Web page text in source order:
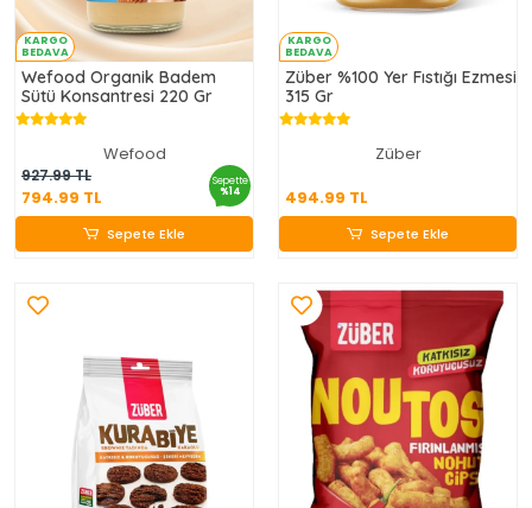
KARGO
BEDAVA
Wefood Organik Badem
Sütü Konsantresi 220 Gr
Wefood
927.99 TL
794.99 TL
Sepette
%14
794.99 TL
Sepete Ekle
KARGO
BEDAVA
Züber %100 Yer Fıstığı Ezmesi
315 Gr
Züber
494.99 TL
494.99 TL
Sepete Ekle
Sepete Ekle